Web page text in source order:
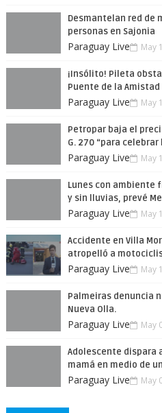
Desmantelan red de
personas en Sajonia
Paraguay Live May
¡Insólito! Pileta
Puente de la Amistad
Paraguay Live May
Petropar baja el
G. 270 “para
Paraguay Live May
Lunes con ambiente
y sin lluvias, prevé
Paraguay Live May
Accidente en Villa
atropelló a
Paraguay Live May
Palmeiras denuncia
Nueva Olla.
Paraguay Live May
Adolescente dispara
mamá en medio de
Paraguay Live May